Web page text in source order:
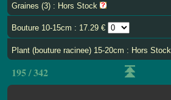
Graines (3) : Hors Stock
Bouture 10-15cm : 17.29 €
Plant (bouture racinee) 15-20cm : Hors Stock
195 / 342